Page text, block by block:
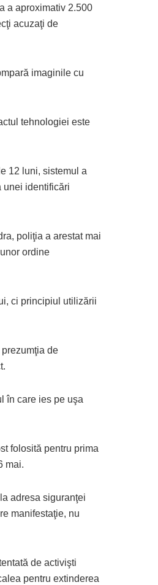
a aproximativ 2.500
acuzaţi de
imaginile cu
tehnologiei este
12 luni, sistemul a
unei identificări
poliţia a arestat mai
ordine
ci principiul utilizării
de
în care ies pe uşa
folosită pentru prima
mai.
adresa siguranţei
manifestaţie, nu
de activişti
pentru extinderea